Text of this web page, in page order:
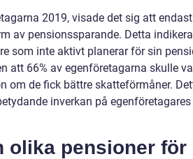
2019, visade det sig att
av pensionssparande. Detta
som inte aktivt planerar för sin
att 66% av egenföretagarna skulle
om de fick bättre skatteförmåner.
inverkan på
olika pensioner för